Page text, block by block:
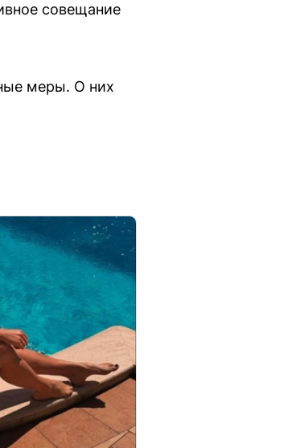
совещание
меры. О них